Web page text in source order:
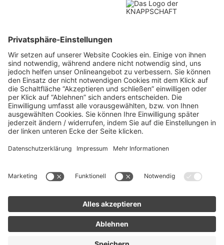
Familie
Frauengesundheit
Gemeinsam fit
Hormone & Co.
Jung und Alt
Körper und Geist stärken
Männergesundheit
Starkes Immunsystem
Unsere Sinne
Newsletter der KNAPPSCHAFT
Erhalte jeden Monat wertvolle Tipps zu den Themen Gesundheit,